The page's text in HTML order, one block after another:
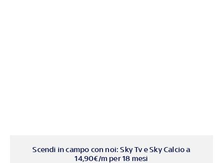
Scendi in campo con noi: Sky Tv e Sky Calcio a
14,90€/m per 18 mesi